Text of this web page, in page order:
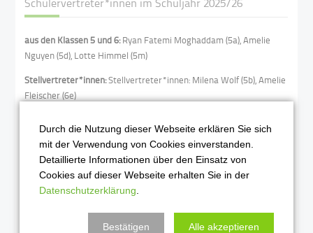
aus den Klassen 5 und 6:Ryan Fatemi Moghaddam (5a),Amelie
Nguyen (5d), Lotte Himmel (5m)
Stellvertreter*innen:Stellvertreter*innen: Milena Wolf (5b), Amelie
Fleischer (6e)
Kora Frieber (8b), Konstantin Land (8b),Hanna Plümecke (8m)
aus den Klassen 9 und 10:Pia Laila Indira Hassan Sánchez (9a),
Hanno Frost (9m),Clara Hotze (10m)
Tomke Smetan (11 S2),
Da vid Dik (Q1), Anna Ischebeck (Q2), Emiliano
Sachse Hernandez (Q2), Lutz Frieber (Q2)
Durch die Nutzung dieser Webseite erklären Sie sich
mit der Verwendung von Cookies einverstanden.
Detaillierte Informationen über den Einsatz von
Cookies auf dieser Webseite erhalten Sie in der
Datenschutzerklärung
Bestätigen Alle akzeptieren